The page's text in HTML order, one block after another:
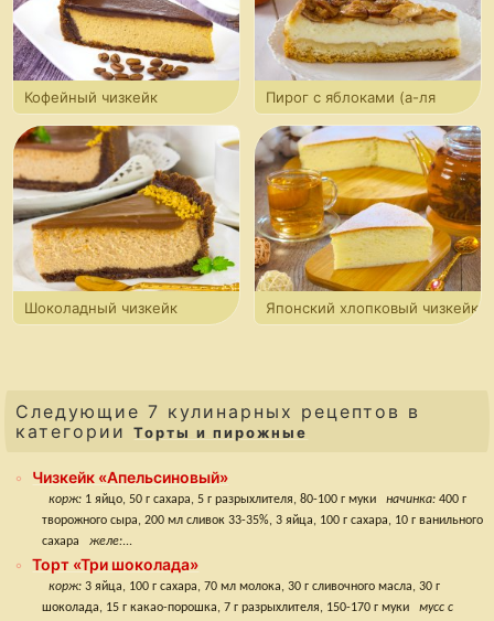
Кофейный чизкейк
Пирог с яблоками (а-ля
чизкейк)
Шоколадный чизкейк Японский хлопковый чизкейк
Следующие 7 кулинарных рецептов в
категорииТорты и пирожные
Чизкейк «Апельсиновый»
корж: 1 яйцо, 50 г сахара, 5 г разрыхлителя, 80-100 г мукиначинка: 400 г
творожного сыра, 200 мл сливок 33-35%, 3 яйца, 100 г сахара, 10 г ванильного
сахаражеле:...
Торт «Три шоколада»
корж: 3 яйца, 100 г сахара, 70 мл молока, 30 г сливочного масла, 30 г
шоколада, 15 г какао-порошка, 7 г разрыхлителя, 150-170 г мукимусс с